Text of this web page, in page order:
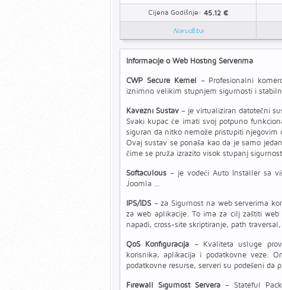
Narudžba
Cijena Godišnje: 45.12 €
Informacije o Web Hosting Serverima
CWP Secure Kernel – Profesionalni
iznimno velikim stupnjem sigurnosti i
Kavezni Sustav – je virtualiziran datotečni
Svaki kupac će imati svoj potpuno
siguran da nitko nemože pristupiti njegovim
Ovaj sustav se ponaša kao da je samo
čime se pruža izrazito visok stupanj
Softaculous – je vodeći Auto Installer sa
Joomla …
IPS/IDS – za Sigurnost na web serverima
za web aplikacije. To ima za cilj zaštiti
napadi, cross-site skriptiranje, path traversal,
QoS Konfiguracija – Kvaliteta usluge
korisnika, aplikacija i podatkovne veze.
podatkovne resurse, serveri su podešeni da
Firewall Sigurnost Servera – Stateful